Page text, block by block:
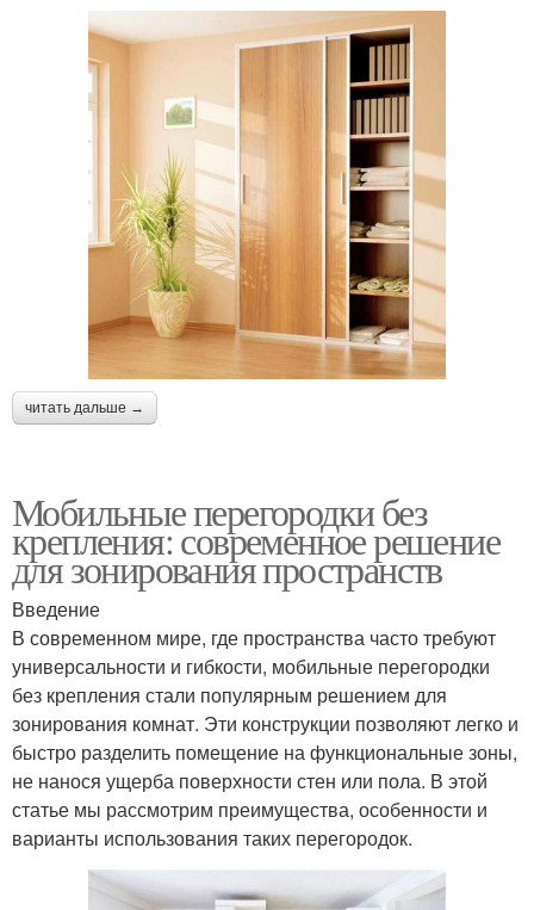
читать дальше →
Мобильные перегородки без
крепления: современное решение
для зонирования пространств
Введение
В современном мире, где пространства часто требуют
универсальности и гибкости, мобильные перегородки
без крепления стали популярным решением для
зонирования комнат. Эти конструкции позволяют легко и
быстро разделить помещение на функциональные зоны,
не нанося ущерба поверхности стен или пола. В этой
статье мы рассмотрим преимущества, особенности и
варианты использования таких перегородок.